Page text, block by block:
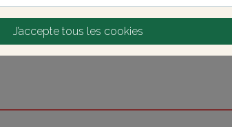
J’accepte tous les cookies